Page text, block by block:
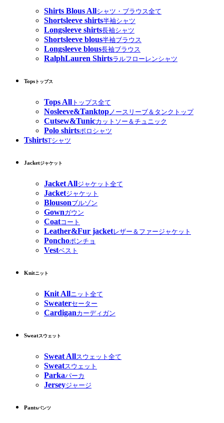
Shirts Blous Allシャツ・ブラウス全て
Shortsleeve shirts半袖シャツ
Longsleeve shirts長袖シャツ
Shortsleeve blous半袖ブラウス
Longsleeve blous長袖ブラウス
RalphLauren Shirtsラルフローレンシャツ
Tops トップス
Tops All トップス全て
Nosleeve&Tanktop ノースリーブ＆タンクトップ
Cutsew&Tunicカットソー＆チュニック
Polo shirtsポロシャツ
TshirtsTシャツ
Jacketジャケット
Jacket Allジャケット全て
Jacketジャケット
Blousonブルゾン
Gownガウン
Coatコート
Leather&Fur jacketレザー＆ファージャケット
Ponchoポンチョ
Vestベスト
Knitニット
Knit Allニット全て
Sweaterセーター
Cardiganカーディガン
Sweatスウェット
Sweat Allスウェット全て
Sweatスウェット
Parkaパーカ
Jerseyジャージ
Pantsパンツ